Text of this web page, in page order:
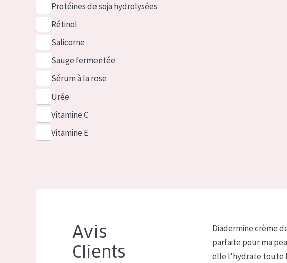
Protéines de soja hydrolysées
Rétinol
Salicorne
Sauge fermentée
Sérum à la rose
Urée
Vitamine C
Vitamine E
Avis
Clients
Diadermine crème
parfaite pour ma
elle l'hydrate toute